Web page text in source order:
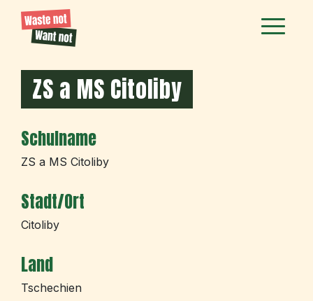
ZS a MS Citoliby
Schulname
ZS a MS Citoliby
Stadt/Ort
Citoliby
Land
Tschechien